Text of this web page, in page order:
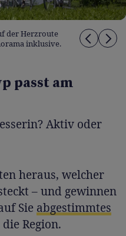
der Herzroute
inklusive.
passt am
Aktiv oder
heraus, welcher
– und gewinnen
Sie abgestimmtes
Region.